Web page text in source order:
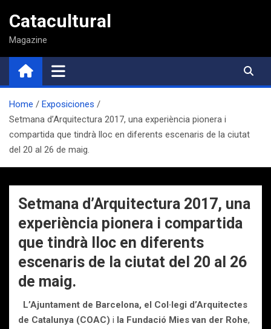
contenido
Catacultural
Magazine
Home
Exposiciones
Setmana d’Arquitectura 2017, una experiència pionera i
compartida que tindrà lloc en diferents escenaris de la ciutat
del 20 al 26 de maig.
Setmana d’Arquitectura 2017, una
experiència pionera i compartida
que tindrà lloc en diferents
escenaris de la ciutat del 20 al 26
de maig.
L’Ajuntament de Barcelona, el Col·legi d’Arquitectes
de Catalunya (COAC) i la Fundació Mies van der Rohe,